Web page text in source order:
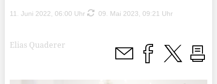
11. Juni 2022, 06:00 Uhr 09. Mai 2023, 09:21 Uhr
Elias Quaderer